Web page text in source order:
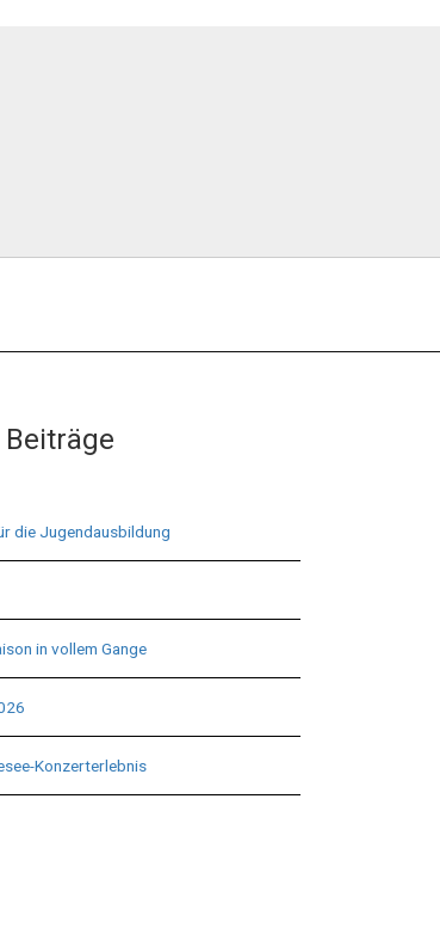
die Jugendausbildung
in vollem Gange
Konzerterlebnis